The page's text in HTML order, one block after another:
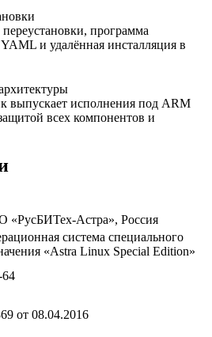
программа
и удалённая инсталляция в
выпускает исполнения под ARM
всех компонентов и
«РусБИТех-Астра», Россия
система специального
«Astra Linux Special Edition»
от 08.04.2016